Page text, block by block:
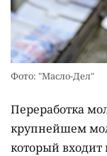
Фото: "Масло-Дел"
Переработка
крупнейшем
который входит